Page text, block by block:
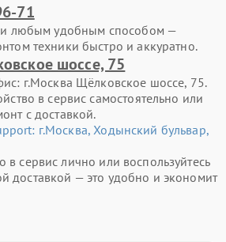
71
любым удобным способом —
техники быстро и аккуратно.
шоссе, 75
г.Москва Щёлковское шоссе, 75.
в сервис самостоятельно или
с доставкой.
г.Москва, Ходынский бульвар,
в сервис лично или воспользуйтесь
доставкой — это удобно и экономит